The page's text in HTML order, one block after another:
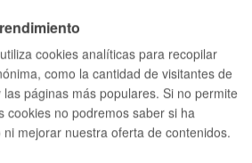
de Donostia / San Sebastián
/ San Sebastián)
cookies analíticas para recopilar
como la cantidad de visitantes de
páginas más populares. Si no permite
cookies no podremos saber si ha
ni mejorar nuestra oferta de contenidos.